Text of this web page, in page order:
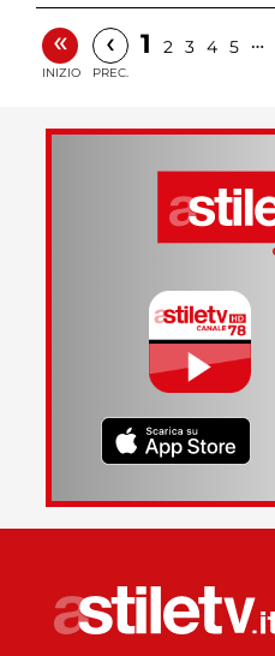
«
INIZIO
‹
PREC.
1 2 3 4 5 …